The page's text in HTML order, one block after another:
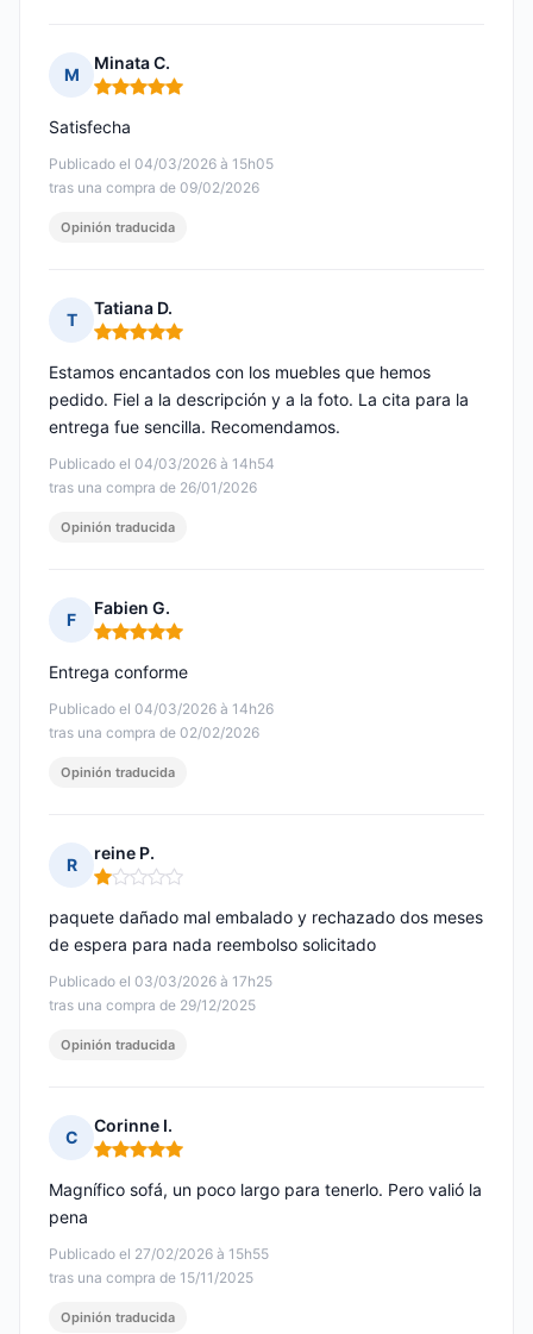
M
Minata C.
Nota: 5 de 5
Publicado el 04/03/2026 à 15h05
tras una compra de 09/02/2026
Satisfecha
Opinión traducida
T
Tatiana D.
Nota: 5 de 5
Publicado el 04/03/2026 à 14h54
tras una compra de 26/01/2026
Estamos encantados con los muebles que hemos
pedido. Fiel a la descripción y a la foto. La cita para la
entrega fue sencilla. Recomendamos.
Opinión traducida
F
Fabien G.
Nota: 5 de 5
Publicado el 04/03/2026 à 14h26
tras una compra de 02/02/2026
Entrega conforme
Opinión traducida
R
reine P.
Nota: 1 de 5
Publicado el 03/03/2026 à 17h25
tras una compra de 29/12/2025
paquete dañado mal embalado y rechazado dos meses
de espera para nada reembolso solicitado
Opinión traducida
C
Corinne I.
Nota: 5 de 5
Publicado el 27/02/2026 à 15h55
tras una compra de 15/11/2025
Magnífico sofá, un poco largo para tenerlo. Pero valió la
pena
Opinión traducida